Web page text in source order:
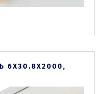
6Х30.8Х2000,